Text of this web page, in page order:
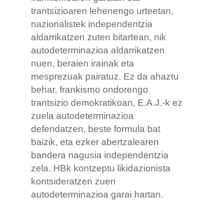
trantsizioaren lehenengo urteetan,
nazionalistek independentzia
aldarrikatzen zuten bitartean, nik
autodeterminazioa aldarrikatzen
nuen, beraien irainak eta
mesprezuak pairatuz. Ez da ahaztu
behar, frankismo ondorengo
trantsizio demokratikoan, E.A.J.-k ez
zuela autodeterminazioa
defendatzen, beste formula bat
baizik, eta ezker abertzalearen
bandera nagusia independentzia
zela. HBk kontzeptu likidazionista
kontsideratzen zuen
autodeterminazioa garai hartan.